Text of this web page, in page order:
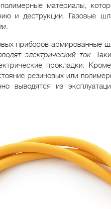
полимерные материалы,
и деструкции. Газовые
приборов армированные
электрический ток.
прокладки.
резиновых или
выводятся из